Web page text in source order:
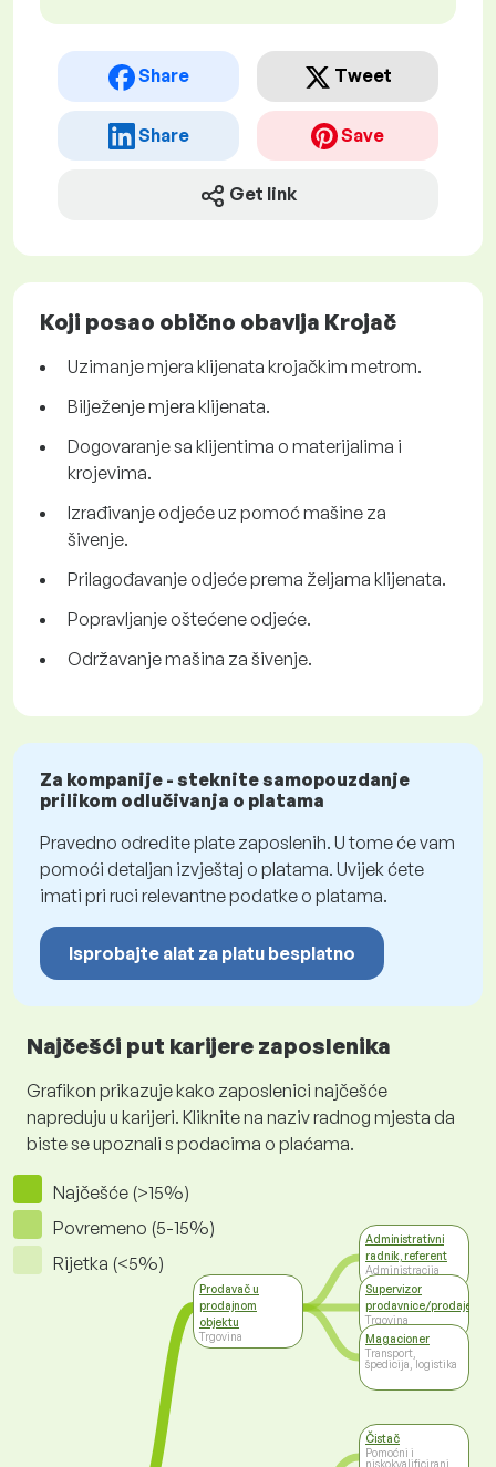
Share Tweet
Share Save
Get link
Koji posao obično obavlja Krojač
Uzimanje mjera klijenata krojačkim metrom.
Bilježenje mjera klijenata.
Dogovaranje sa klijentima o materijalima i
krojevima.
Izrađivanje odjeće uz pomoć mašine za
šivenje.
Prilagođavanje odjeće prema željama klijenata.
Popravljanje oštećene odjeće.
Održavanje mašina za šivenje.
Za kompanije - steknite samopouzdanje
prilikom odlučivanja o platama
Pravedno odredite plate zaposlenih. U tome će vam
pomoći detaljan izvještaj o platama. Uvijek ćete
imati pri ruci relevantne podatke o platama.
Isprobajte alat za platu besplatno
Najčešći put karijere zaposlenika
Grafikon prikazuje kako zaposlenici najčešće
napreduju u karijeri. Kliknite na naziv radnog mjesta da
biste se upoznali s podacima o plaćama.
Najčešće (>15%)
Povremeno (5-15%)
Rijetka (<5%)
Prodavač u
prodajnom
objektu
Trgovina
Administrativni
radnik, referent
Administracija
Supervizor
prodavnice/prodaje
Trgovina
Magacioner
Transport,
špedicija, logistika
Čistač
Pomoćni i
niskokvalificirani